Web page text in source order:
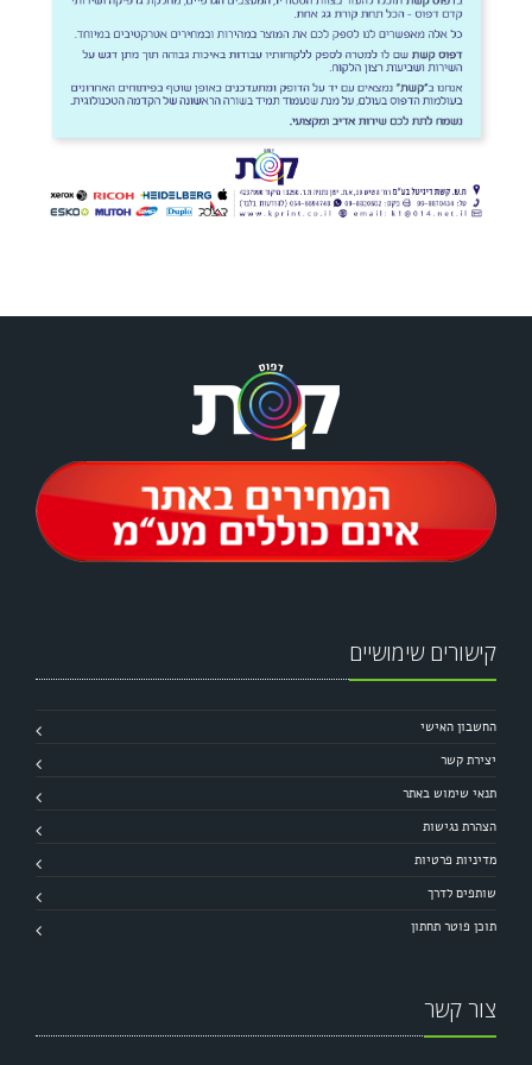
קישורים שימושיים
החשבון האישי
יצירת קשר
תנאי שימוש באתר
הצהרת נגישות
מדיניות פרטיות
שותפים לדרך
תוכן פוטר תחתון
צור קשר